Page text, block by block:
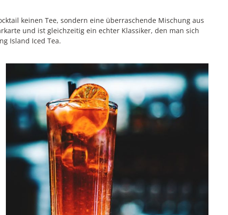
keinen Tee, sondern eine überraschende Mischung aus
und ist gleichzeitig ein echter Klassiker, den man sich
Island Iced Tea.